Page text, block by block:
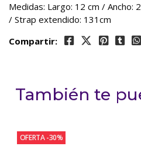
Medidas: Largo: 12 cm / Ancho:
/ Strap extendido: 131cm
Compartir:
También te
OFERTA -30%